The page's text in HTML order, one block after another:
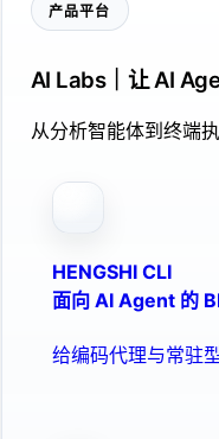
产品平台
AI Labs｜让 AI
从分析智能体到终端
HENGSHI CLI
面向 AI Agent 的
给编码代理与常驻